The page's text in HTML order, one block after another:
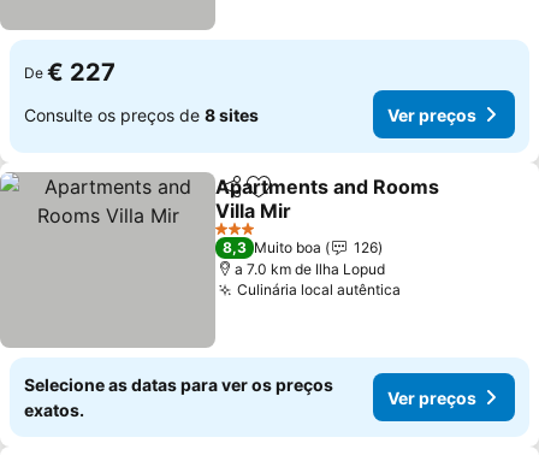
De € 227
Consulte os preços de 8 sites Ver preços
PartilharAdicionar aos favoritos
Apartments and Rooms
Villa Mir
3 Estrelas
8,3 Muito boa
126
a 7.0 km de Ilha Lopud
Culinária local autêntica
Selecione as datas para ver os preços
exatos.
Ver preços